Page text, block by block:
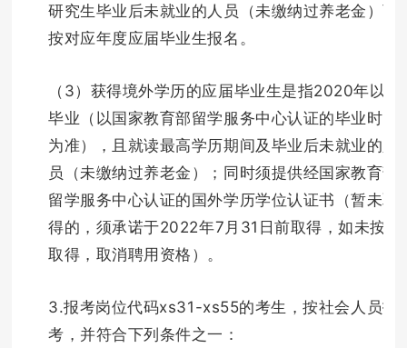
研究生毕业后未就业的人员（未缴纳过养老金）可
按对应年度应届毕业生报名。
（3）获得境外学历的应届毕业生是指2020年以后
毕业（以国家教育部留学服务中心认证的毕业时间
为准），且就读最高学历期间及毕业后未就业的人
员（未缴纳过养老金）；同时须提供经国家教育部
留学服务中心认证的国外学历学位认证书（暂未取
得的，须承诺于2022年7月31日前取得，如未按期
取得，取消聘用资格）。
3.报考岗位代码xs31-xs55的考生，按社会人员报
考，并符合下列条件之一：